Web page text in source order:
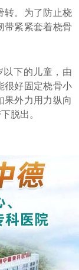
转。为了防止桡
带紧紧套着桡骨
下的儿童，由
很好固定桡骨小
果外力用力纵向
脱出。